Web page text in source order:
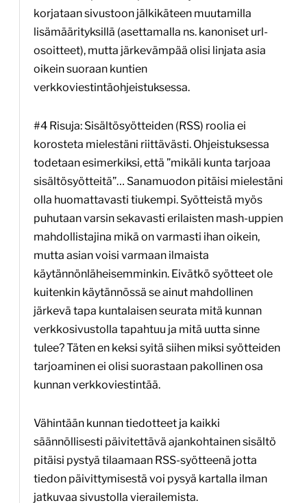
korjataan sivustoon jälkikäteen muutamilla
lisämäärityksillä (asettamalla ns. kanoniset url-
osoitteet), mutta järkevämpää olisi linjata asia
oikein suoraan kuntien
verkkoviestintäohjeistuksessa.
#4 Risuja: Sisältösyötteiden (RSS) roolia ei
korosteta mielestäni riittävästi. Ohjeistuksessa
todetaan esimerkiksi, että ”mikäli kunta tarjoaa
sisältösyötteitä”… Sanamuodon pitäisi mielestäni
olla huomattavasti tiukempi. Syötteistä myös
puhutaan varsin sekavasti erilaisten mash-uppien
mahdollistajina mikä on varmasti ihan oikein,
mutta asian voisi varmaan ilmaista
käytännönläheisemminkin. Eivätkö syötteet ole
kuitenkin käytännössä se ainut mahdollinen
järkevä tapa kuntalaisen seurata mitä kunnan
verkkosivustolla tapahtuu ja mitä uutta sinne
tulee? Täten en keksi syitä siihen miksi syötteiden
tarjoaminen ei olisi suorastaan pakollinen osa
kunnan verkkoviestintää.
Vähintään kunnan tiedotteet ja kaikki
säännöllisesti päivitettävä ajankohtainen sisältö
pitäisi pystyä tilaamaan RSS-syötteenä jotta
tiedon päivittymisestä voi pysyä kartalla ilman
jatkuvaa sivustolla vierailemista.